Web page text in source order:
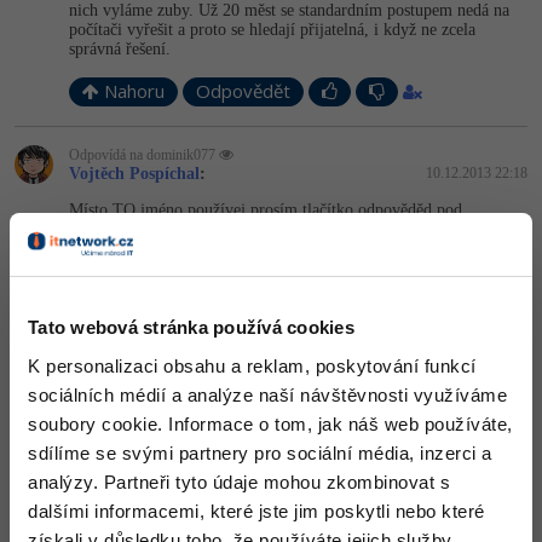
Tato webová stránka používá cookies
K personalizaci obsahu a reklam, poskytování funkcí
sociálních médií a analýze naší návštěvnosti využíváme
soubory cookie. Informace o tom, jak náš web používáte,
sdílíme se svými partnery pro sociální média, inzerci a
analýzy. Partneři tyto údaje mohou zkombinovat s
dalšími informacemi, které jste jim poskytli nebo které
nich vyláme zuby. Už 20 měst se standardním postupem nedá na
počítači vyřešit a proto se hledají přijatelná, i když ne zcela
správná řešení.
Nahoru Odpovědět
Odpovídá na dominik077
Vojtěch Pospíchal: 10.12.2013 22:18
Místo TO jméno používej prosím tlačítko odpověděd pod
-1
coells: 10.12.2013 22:31
No ono by to taky chtělo říct, co přesně vám o tom říkal:
co studuješ za školu, střední nebo výšku?
zajímá tě převoditelnost na jiné NP-úplné úlohy?
musíš vysvětlit základní algoritmus nebo heuristický?
je to zkouška z Diskrétní matematiky nebo Složitosti a NP?
Hamiltonovská cesta v grafu je taková cesta, která prochází